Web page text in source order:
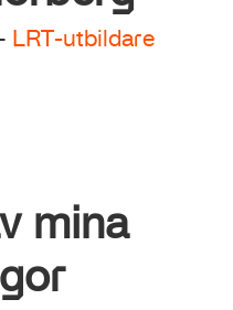
LRT-utbildare
mina